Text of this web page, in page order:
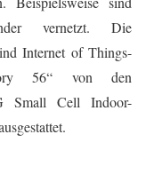
vernetzt. Die
Internet of Things-
56“ von den
Small Cell Indoor-